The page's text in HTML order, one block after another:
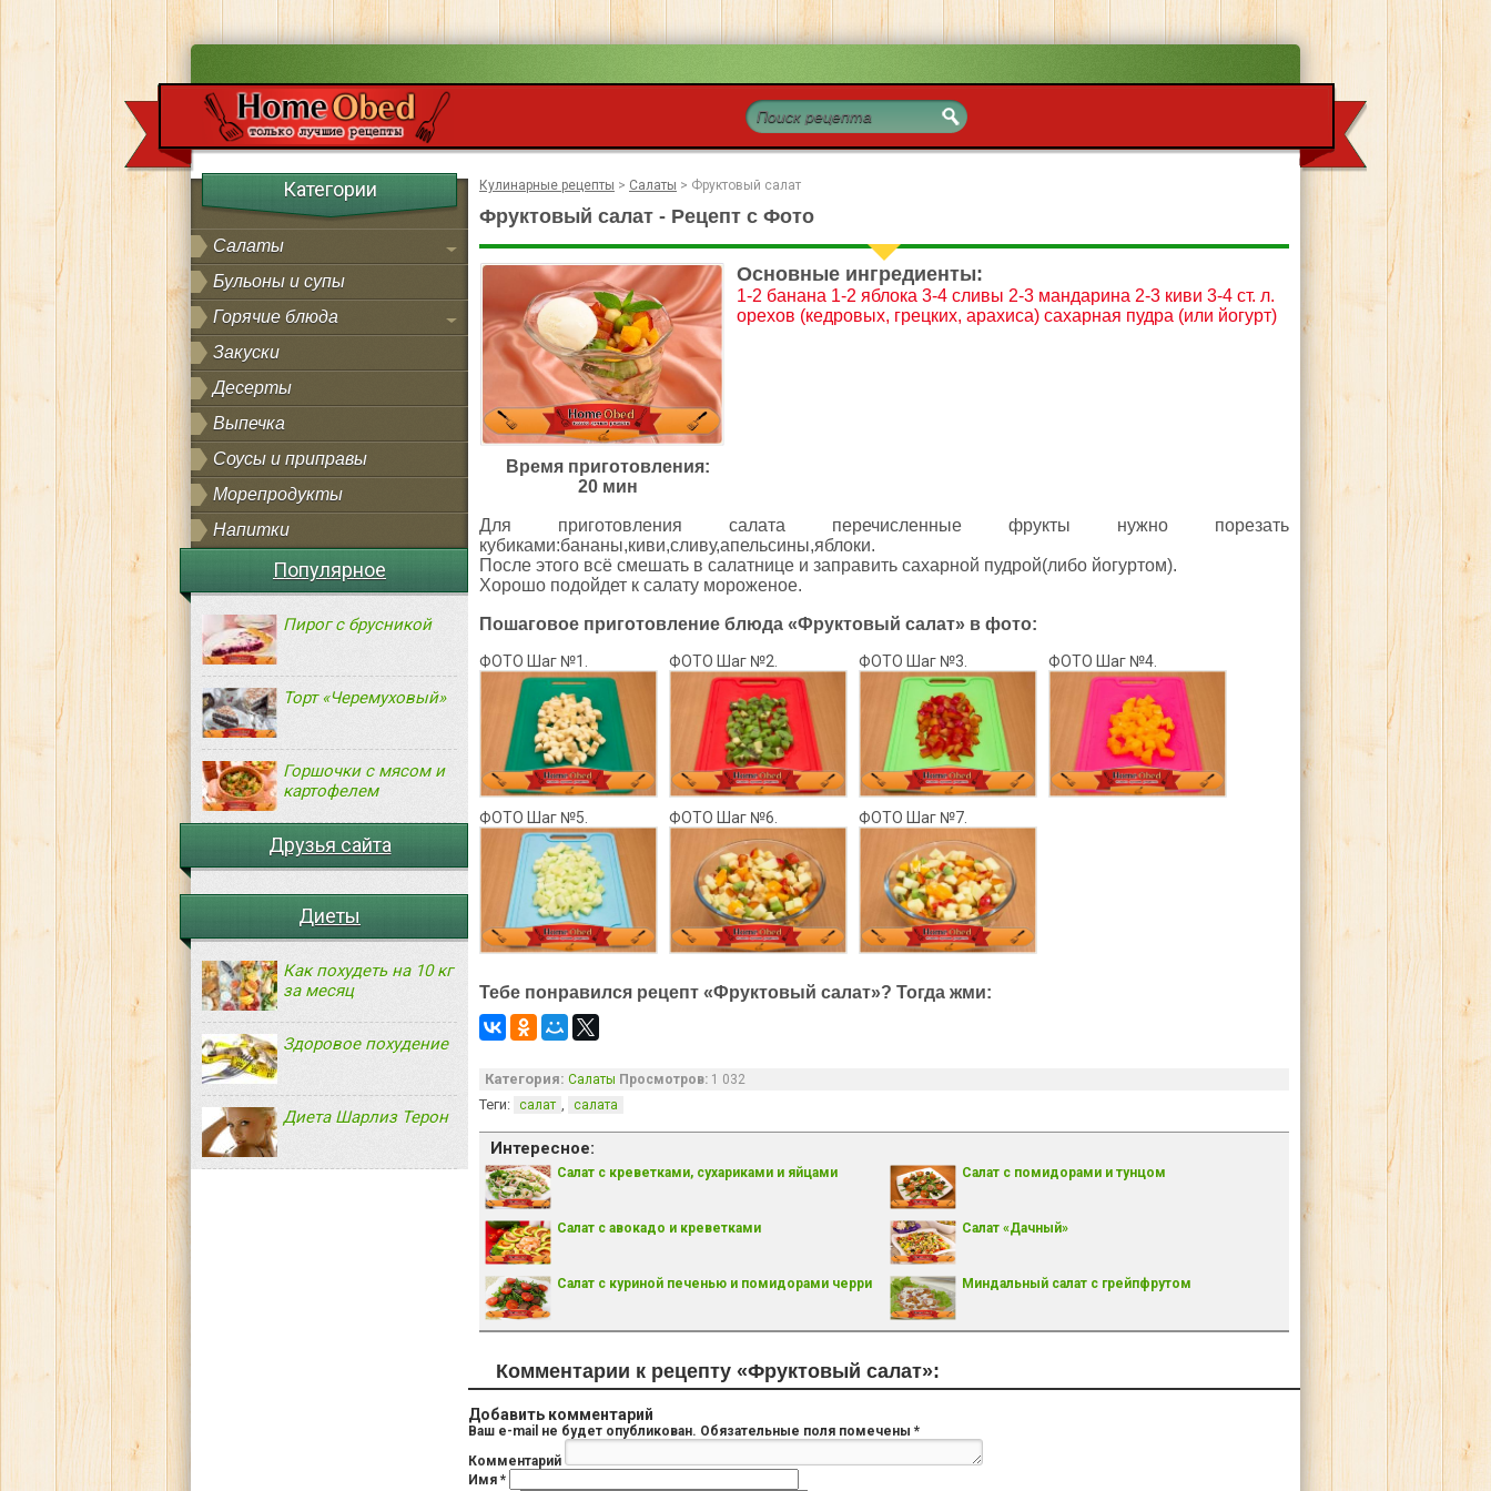
Категории
Салаты
Бульоны и супы
Горячие блюда
Закуски
Десерты
Выпечка
Соусы и приправы
Морепродукты
Напитки
Популярное
Пирог с брусникой
Торт «Черемуховый»
Горшочки с мясом и
картофелем
Друзья сайта
Диеты
Как похудеть на 10 кг
за месяц
Здоровое похудение
Диета Шарлиз Терон
Кулинарные рецепты > Салаты > Фруктовый салат
Фруктовый салат - Рецепт с Фото
Время приготовления:
20 мин
Основные ингредиенты:
1-2 банана 1-2 яблока 3-4 сливы 2-3 мандарина 2-3 киви 3-4 ст. л.
орехов (кедровых, грецких, арахиса) сахарная пудра (или йогурт)
Для приготовления салата перечисленные фрукты нужно порезать
кубиками:бананы,киви,сливу,апельсины,яблоки.
После этого всё смешать в салатнице и заправить сахарной пудрой(либо йогуртом).
Хорошо подойдет к салату мороженое.
Пошаговое приготовление блюда «Фруктовый салат» в фото:
ФОТО Шаг №1. ФОТО Шаг №2. ФОТО Шаг №3. ФОТО Шаг №4.
ФОТО Шаг №5. ФОТО Шаг №6. ФОТО Шаг №7.
Тебе понравился рецепт «Фруктовый салат»? Тогда жми:
Категория: Салаты Просмотров: 1 032
Теги: салат , салата
Интересное:
Салат с креветками, сухариками и яйцами Салат с помидорами и тунцом
Салат с авокадо и креветками Салат «Дачный»
Салат с куриной печенью и помидорами черри Миндальный салат с грейпфрутом
Комментарии к рецепту «Фруктовый салат»:
Добавить комментарий
Ваш e-mail не будет опубликован. Обязательные поля помечены *
Комментарий
Имя *